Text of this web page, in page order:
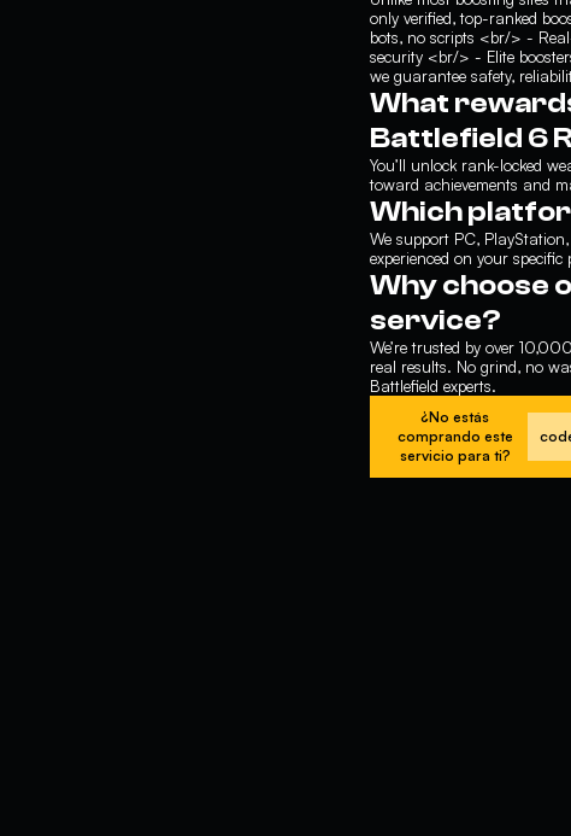
only verified, top-ranked
bots, no scripts <br/> -
security <br/> - Elite
we guarantee safety,
What
Battlefield 6
You’ll unlock rank-locked
toward achievements and
Which
We support PC,
experienced on your specific
Why choose
service?
We’re trusted by over
real results. No grind, no
Battlefield experts.
¿No estás
comprando este
servicio para ti?